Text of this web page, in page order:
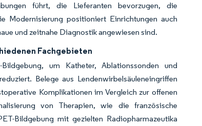
führt, die Lieferanten bevorzugen, die
Modernisierung positioniert Einrichtungen auch
und zeitnahe Diagnostik angewiesen sind.
Fachgebieten
um Katheter, Ablationssonden und
Belege aus Lendenwirbelsäuleneingriffen
Komplikationen im Vergleich zur offenen
von Therapien, wie die französische
Bildgebung mit gezielten Radiopharmazeutika